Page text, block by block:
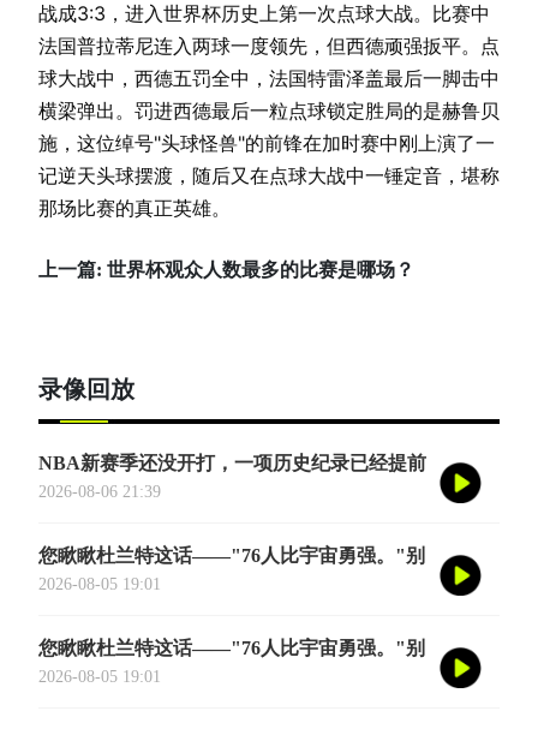
战成3:3，进入世界杯历史上第一次点球大战。比赛中
法国普拉蒂尼连入两球一度领先，但西德顽强扳平。点
球大战中，西德五罚全中，法国特雷泽盖最后一脚击中
横梁弹出。罚进西德最后一粒点球锁定胜局的是赫鲁贝
施，这位绰号"头球怪兽"的前锋在加时赛中刚上演了一
记逆天头球摆渡，随后又在点球大战中一锤定音，堪称
那场比赛的真正英雄。
上一篇: 世界杯观众人数最多的比赛是哪场？
录像回放
NBA新赛季还没开打，一项历史纪录已经提前
诞生——英国篮球俱乐部伦敦雄狮将首次站上
2026-08-06 21:39
您瞅瞅杜兰特这话——"76人比宇宙勇强。"别
觉得他是谦虚或者脑子进水了，我给您掰开了
2026-08-05 19:01
您瞅瞅杜兰特这话——"76人比宇宙勇强。"别
觉得他是谦虚或者脑子进水了，我给您掰开了
2026-08-05 19:01